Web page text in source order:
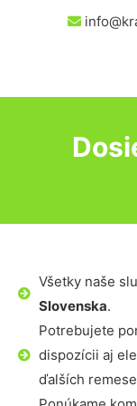
Všetky naše
Slovenska.
Potrebujete
dispozícii aj
ďalších